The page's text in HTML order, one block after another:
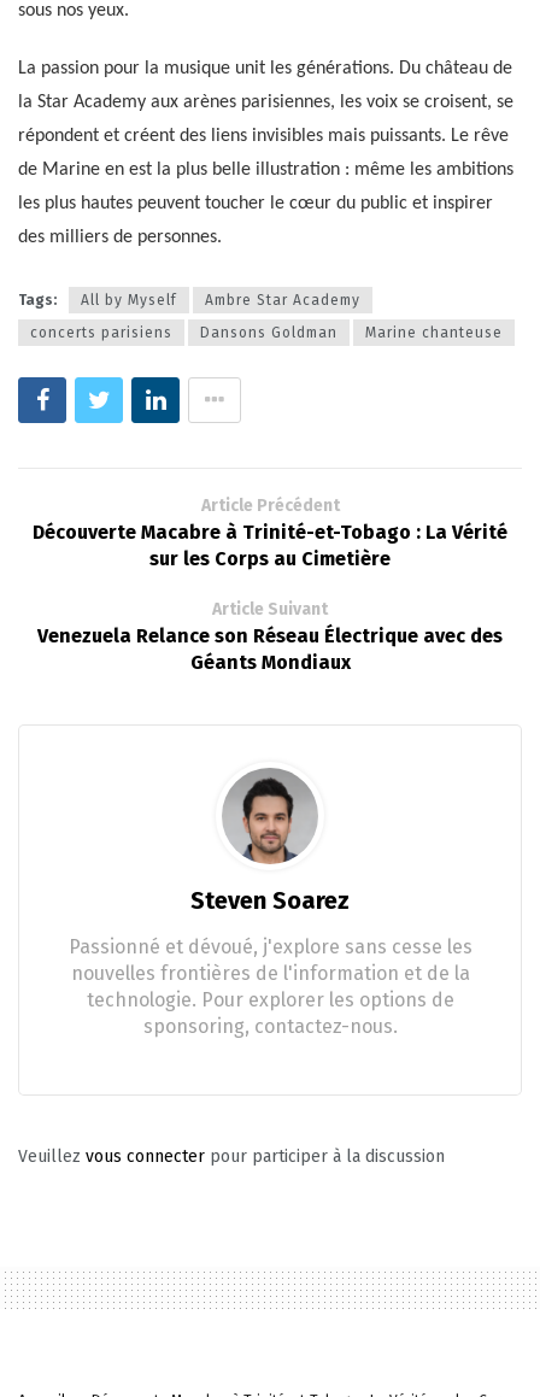
sous nos yeux.
La passion pour la musique unit les générations. Du château de
la Star Academy aux arènes parisiennes, les voix se croisent, se
répondent et créent des liens invisibles mais puissants. Le rêve
de Marine en est la plus belle illustration : même les ambitions
les plus hautes peuvent toucher le cœur du public et inspirer
des milliers de personnes.
Tags: All by Myself
Ambre Star Academy
concerts parisiens
Dansons Goldman Marine chanteuse
Article Précédent
Découverte Macabre à Trinité-et-Tobago : La Vérité
sur les Corps au Cimetière
Article Suivant
Venezuela Relance son Réseau Électrique avec des
Géants Mondiaux
Steven Soarez
Passionné et dévoué, j'explore sans cesse les
nouvelles frontières de l'information et de la
technologie. Pour explorer les options de
sponsoring, contactez-nous.
Veuillez vous connecter pour participer à la discussion